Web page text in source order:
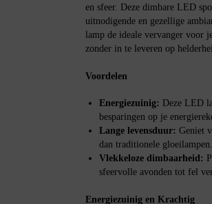
en sfeer. Deze dimbare LED
uitnodigende en gezellige
lamp de ideale vervanger voor
zonder in te leveren op
Voordelen
Energiezuinig: Deze LED
besparingen op je
Lange levensduur: Geniet
dan traditionele gloeilampen.
Vlekkeloze dimbaarheid:
sfeervolle avonden tot fel
Energiezuinig en Krachtig